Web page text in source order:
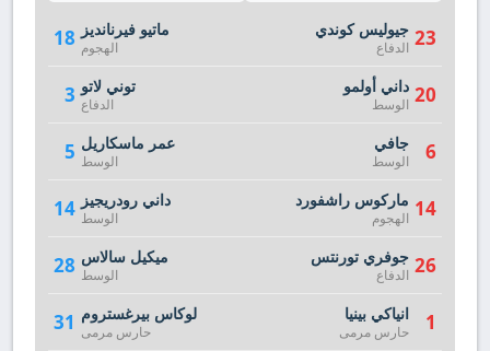
18 ماتيو فيرنانديز
الهجوم
3 توني لاتو
الدفاع
5 عمر ماسكاريل
الوسط
14 داني رودريجيز
الوسط
28 ميكيل سالاس
الوسط
31 لوكاس بيرغستروم
حارس مرمى
23 جيوليس كوندي
الدفاع
20 داني أولمو
الوسط
6 جافي
الوسط
14 ماركوس راشفورد
الهجوم
26 جوفري تورنتس
الدفاع
1 انياكي بينيا
حارس مرمى